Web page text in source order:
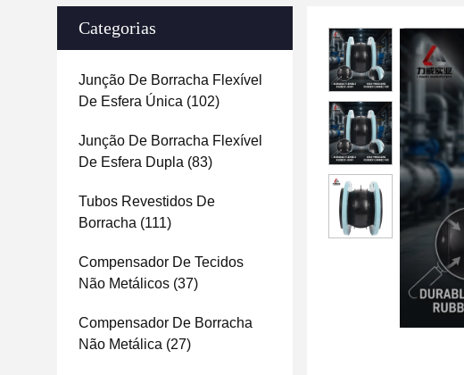
Categorias
Junção De Borracha Flexível
De Esfera Única (102)
Junção De Borracha Flexível
De Esfera Dupla (83)
Tubos Revestidos De
Borracha (111)
Compensador De Tecidos
Não Metálicos (37)
Compensador De Borracha
Não Metálica (27)